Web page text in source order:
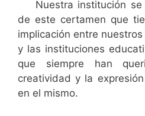
Nuestra institución
de este certamen que
implicación entre
y las instituciones
que siempre han
creatividad y la
en el mismo.